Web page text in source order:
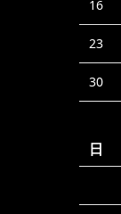
16
23
30
日